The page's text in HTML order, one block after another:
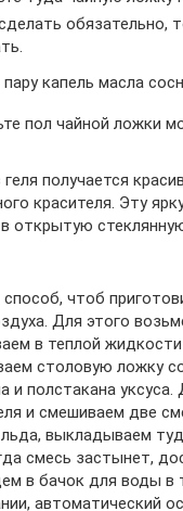
обязательно,
пару капель масла
пол чайной ложки
получается
красителя. Эту
открытую
чтоб
Для этого
в теплой
столовую ложку
и полстакана
и смешиваем две
выкладываем
смесь застынет,
в бачок для воды в
автоматический